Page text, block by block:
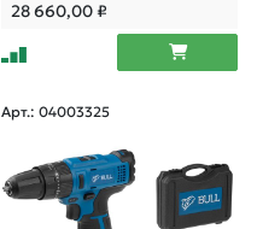
28 660,00₽
Арт.: 04003325